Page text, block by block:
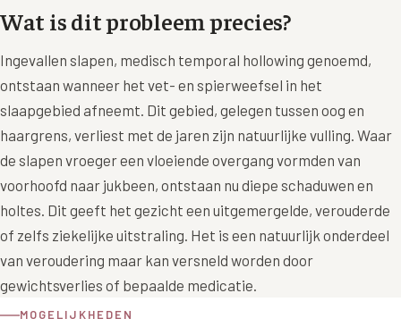
CONTOUR & HALS
Kaaklijn
Hals
Decolleté
Handen
Saypha Filler
Saypha Volume Plus
Sculptra (collageen aanmaak)
Silhouette Soft
Teosyal Redensity
HUID & AANVULLEND
Epionce huidverzorging
Peeling
LIFESTYLE / MODERN
Volume Verlies Profiel
Atletisch verouderings profiel
Digitale Nek Profiel
Wat is dit probleem precies?
Ingevallen slapen, medisch temporal hollowing genoemd,
ontstaan wanneer het vet- en spierweefsel in het
slaapgebied afneemt. Dit gebied, gelegen tussen oog en
haargrens, verliest met de jaren zijn natuurlijke vulling. Waar
de slapen vroeger een vloeiende overgang vormden van
voorhoofd naar jukbeen, ontstaan nu diepe schaduwen en
holtes. Dit geeft het gezicht een uitgemergelde, verouderde
of zelfs ziekelijke uitstraling. Het is een natuurlijk onderdeel
van veroudering maar kan versneld worden door
gewichtsverlies of bepaalde medicatie.
MOGELIJKHEDEN